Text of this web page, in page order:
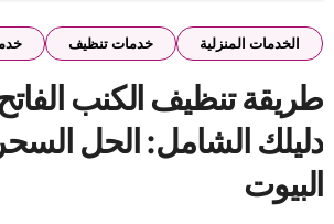
الخدمات المنزلية خدمات تنظيف
طريقة تنظيف الكنب
دليلك الشامل: الحل
البيوت